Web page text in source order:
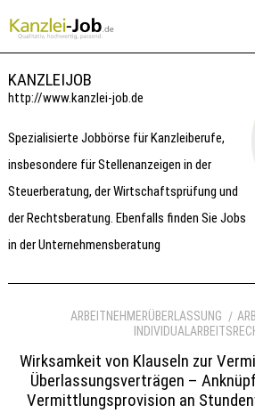
KANZLEIJOB
http://www.kanzlei-job.de
Spezialisierte Jobbörse für Kanzleiberufe,
insbesondere für Stellenanzeigen in der
Steuerberatung, der Wirtschaftsprüfung und
der Rechtsberatung. Ebenfalls finden Sie Jobs
in der Unternehmensberatung
ARBEITNEHMERÜBERLASSUNG
Wirksamkeit von Klauseln zur
Überlassungsverträgen –
Vermittlungsprovision an